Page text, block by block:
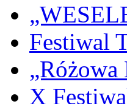
Festiwal
„Różowa
X